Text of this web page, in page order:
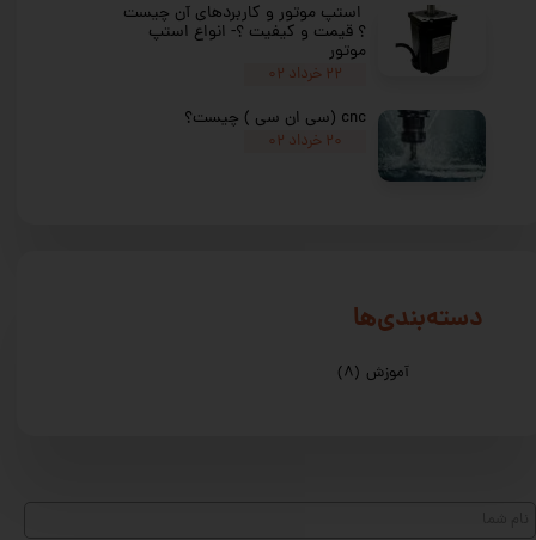
استپ موتور و کاربردهای آن چیست
؟ قیمت و کیفیت ؟- انواع استپ
موتور
۲۲ خرداد ۰۲
cnc (سی ان سی ) چیست؟
۲۰ خرداد ۰۲
دسته‌بندی‌ها
آموزش (۸)